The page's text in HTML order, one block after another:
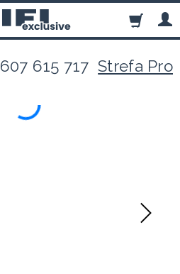
607 615 717Strefa Pro